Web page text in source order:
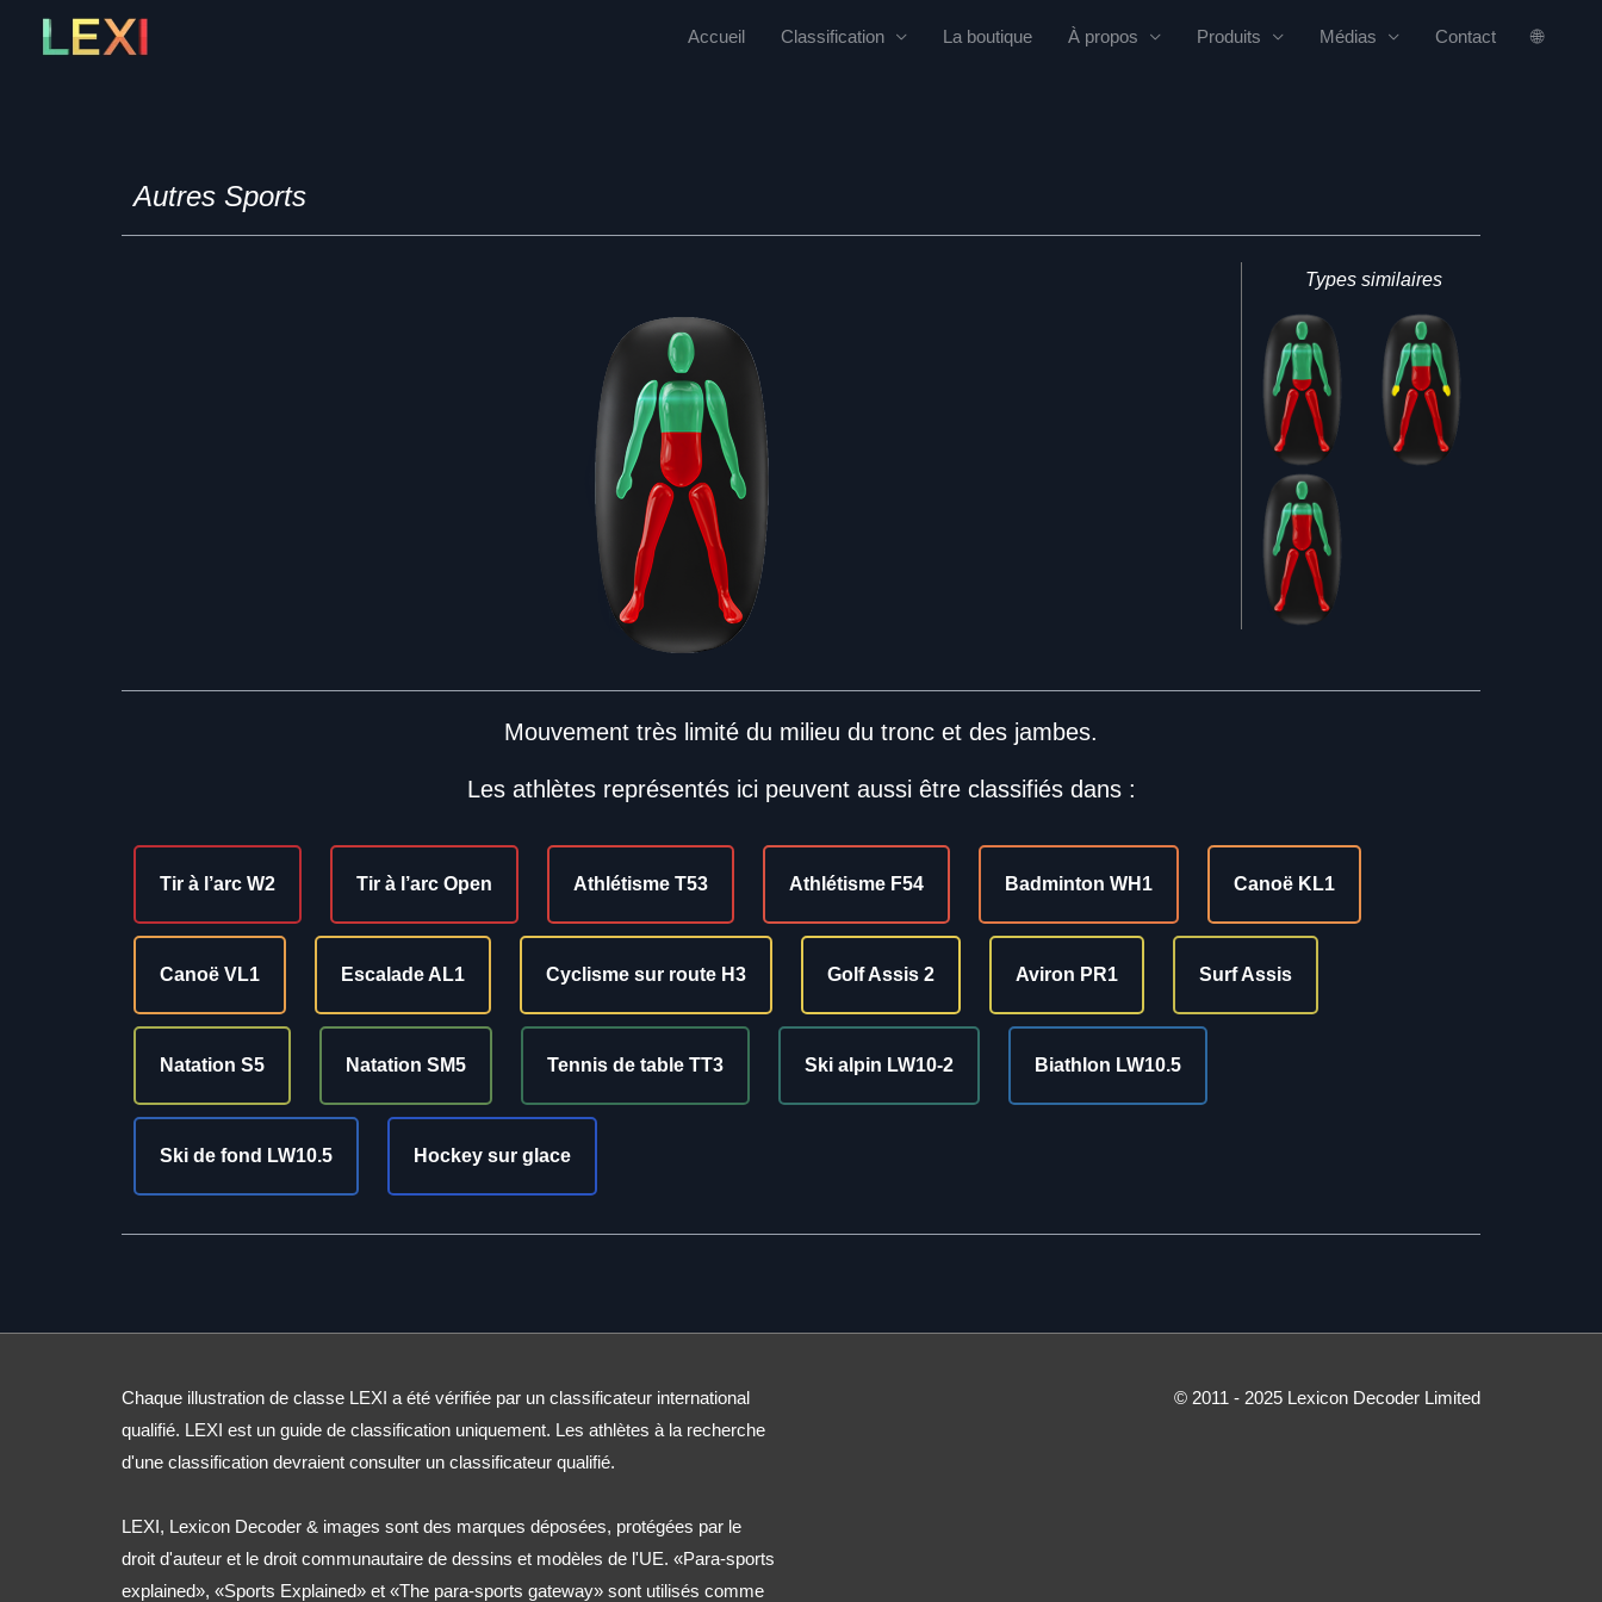
Accueil Classification La boutique À propos Produits Médias Contact 🌐
Autres Sports
Types similaires
Mouvement très limité du milieu du tronc et des jambes.
Les athlètes représentés ici peuvent aussi être classifiés dans :
Tir à l’arc W2 Tir à l’arc Open Athlétisme T53 Athlétisme F54 Badminton WH1 Canoë KL1
Canoë VL1 Escalade AL1 Cyclisme sur route H3 Golf Assis 2 Aviron PR1 Surf Assis
Natation S5 Natation SM5 Tennis de table TT3 Ski alpin LW10-2 Biathlon LW10.5
Ski de fond LW10.5 Hockey sur glace
Chaque illustration de classe LEXI a été vérifiée par un classificateur international
qualifié. LEXI est un guide de classification uniquement. Les athlètes à la recherche
d'une classification devraient consulter un classificateur qualifié.
LEXI, Lexicon Decoder & images sont des marques déposées, protégées par le
droit d'auteur et le droit communautaire de dessins et modèles de l'UE. «Para-sports
explained», «Sports Explained» et «The para-sports gateway» sont utilisés comme
© 2011 - 2025 Lexicon Decoder Limited